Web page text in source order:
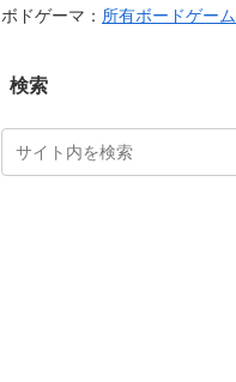
ボドゲーマ： 所有ボードゲーム
検索